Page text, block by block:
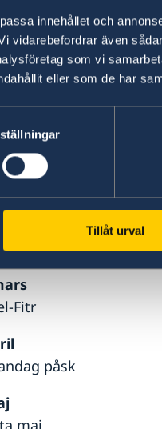
innehållet och
vidarebefordrar även
som vi
eller som de har
Tillåt urval
kan göras på
det. För mer
helgdagar 2026
al-Qadr
Fitr
påsk